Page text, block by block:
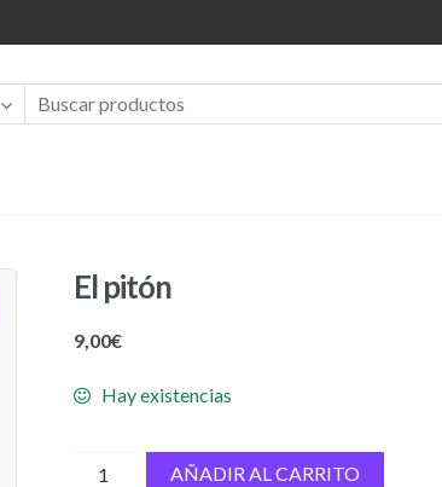
El pitón
9,00€
Hay existencias
AÑADIR AL CARRITO